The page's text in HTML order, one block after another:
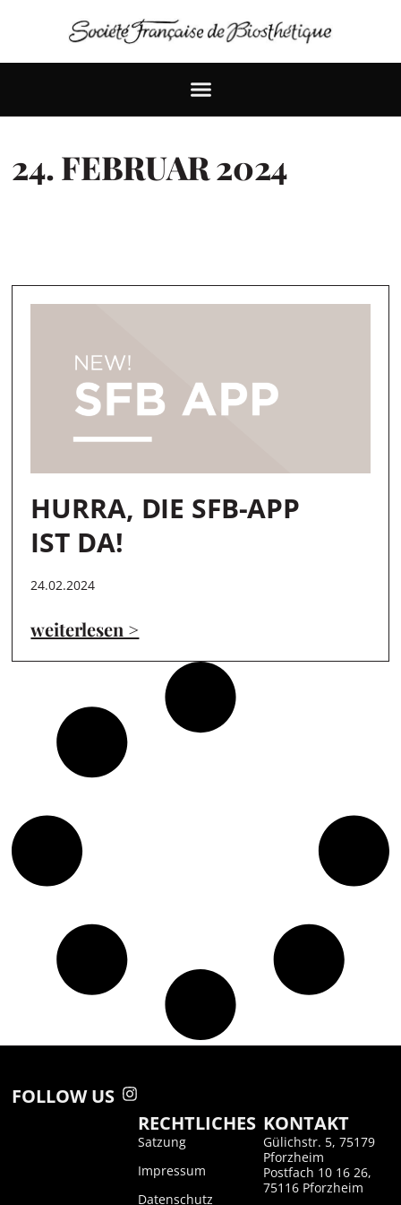
24. FEBRUAR 2024
HURRA, DIE SFB-APP
IST DA!
24.02.2024
weiterlesen >
FOLLOW US
RECHTLICHES
Satzung
Impressum
Datenschutz
KONTAKT
Gülichstr. 5, 75179
Pforzheim
Postfach 10 16 26,
75116 Pforzheim